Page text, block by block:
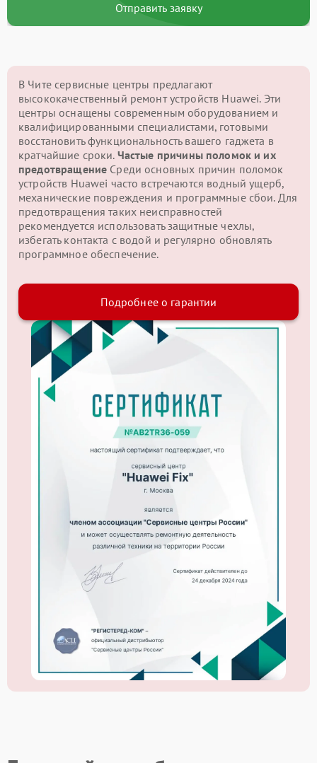
Отправить заявку
В Чите сервисные центры предлагают
высококачественный ремонт устройств Huawei. Эти
центры оснащены современным оборудованием и
квалифицированными специалистами, готовыми
восстановить функциональность вашего гаджета в
кратчайшие сроки. Частые причины поломок и их
предотвращение Среди основных причин поломок
устройств Huawei часто встречаются водный ущерб,
механические повреждения и программные сбои. Для
предотвращения таких неисправностей
рекомендуется использовать защитные чехлы,
избегать контакта с водой и регулярно обновлять
программное обеспечение.
Подробнее о гарантии